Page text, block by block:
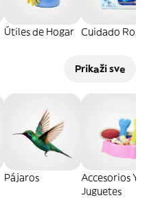
Útiles de Hogar Cuidado Ropa
Prikaži sve
Pájaros
Accesorios Y
Juguetes